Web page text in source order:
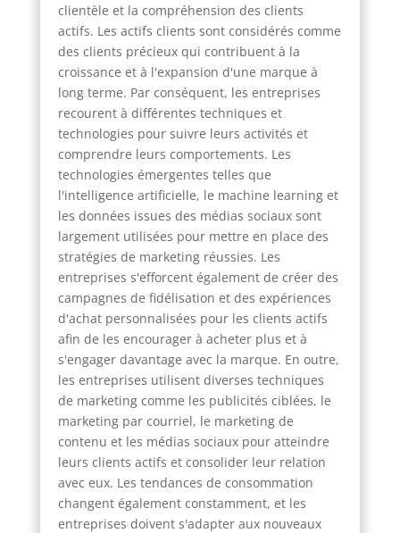
clientèle et la compréhension des clients
actifs. Les actifs clients sont considérés comme
des clients précieux qui contribuent à la
croissance et à l'expansion d'une marque à
long terme. Par conséquent, les entreprises
recourent à différentes techniques et
technologies pour suivre leurs activités et
comprendre leurs comportements. Les
technologies émergentes telles que
l'intelligence artificielle, le machine learning et
les données issues des médias sociaux sont
largement utilisées pour mettre en place des
stratégies de marketing réussies. Les
entreprises s'efforcent également de créer des
campagnes de fidélisation et des expériences
d'achat personnalisées pour les clients actifs
afin de les encourager à acheter plus et à
s'engager davantage avec la marque. En outre,
les entreprises utilisent diverses techniques
de marketing comme les publicités ciblées, le
marketing par courriel, le marketing de
contenu et les médias sociaux pour atteindre
leurs clients actifs et consolider leur relation
avec eux. Les tendances de consommation
changent également constamment, et les
entreprises doivent s'adapter aux nouveaux